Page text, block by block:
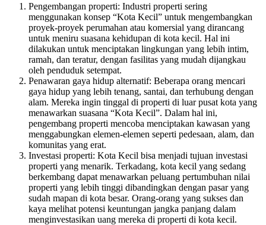
Pengembangan properti: Industri properti sering
menggunakan konsep “Kota Kecil” untuk mengembangkan
proyek-proyek perumahan atau komersial yang dirancang
untuk meniru suasana kehidupan di kota kecil. Hal ini
dilakukan untuk menciptakan lingkungan yang lebih intim,
ramah, dan teratur, dengan fasilitas yang mudah dijangkau
oleh penduduk setempat.
Penawaran gaya hidup alternatif: Beberapa orang mencari
gaya hidup yang lebih tenang, santai, dan terhubung dengan
alam. Mereka ingin tinggal di properti di luar pusat kota yang
menawarkan suasana “Kota Kecil”. Dalam hal ini,
pengembang properti mencoba menciptakan kawasan yang
menggabungkan elemen-elemen seperti pedesaan, alam, dan
komunitas yang erat.
Investasi properti: Kota Kecil bisa menjadi tujuan investasi
properti yang menarik. Terkadang, kota kecil yang sedang
berkembang dapat menawarkan peluang pertumbuhan nilai
properti yang lebih tinggi dibandingkan dengan pasar yang
sudah mapan di kota besar. Orang-orang yang sukses dan
kaya melihat potensi keuntungan jangka panjang dalam
menginvestasikan uang mereka di properti di kota kecil.